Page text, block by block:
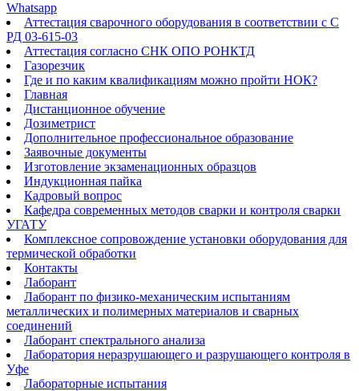
Whatsapp
Аттестация сварочного оборудования в соответствии с С
РД 03-615-03
Аттестация согласно СНК ОПО РОНКТД
Газорезчик
Где и по каким квалификациям можно пройти НОК?
Главная
Дистанционное обучение
Дозиметрист
Дополнительное профессиональное образование
Заявочные документы
Изготовление экзаменационных образцов
Индукционная пайка​
Кадровый вопрос
Кафедра современных методов сварки и контроля сварки
УГАТУ
Комплексное сопровождение установки оборудования для
термической обработки
Контакты
Лаборант
Лаборант по физико-механическим испытаниям
металлических и полимерных материалов и сварных
соединений
Лаборант спектрального анализа
Лаборатория неразрушающего и разрушающего контроля в
Уфе
Лабораторные испытания